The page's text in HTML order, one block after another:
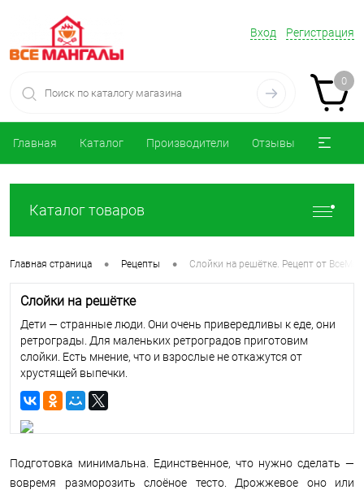
Вход Регистрация
0
Главная Каталог Производители Отзывы
Каталог товаров
Главная страница • Рецепты • Слойки на решётке. Рецепт от
Слойки на решётке
Дети — странные люди. Они очень привередливы к еде, они
ретрограды. Для маленьких ретроградов приготовим
слойки. Есть мнение, что и взрослые не откажутся от
хрустящей выпечки.
Подготовка минимальна. Единственное, что нужно сделать —
вовремя разморозить слоёное тесто. Дрожжевое оно или